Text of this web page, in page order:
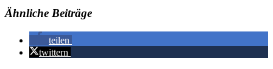
Ähnliche Beiträge
teilen
twittern